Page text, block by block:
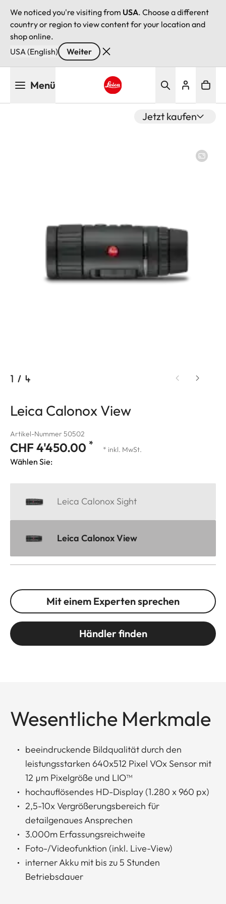
We noticed you're visiting from USA. Choose a different
country or region to view content for your location and
shop online.
USA (English)
Weiter
Menü
Jetzt kaufen
1 / 4
Leica Calonox View
Artikel-Nummer 50502
CHF 4'450.00 * * inkl. MwSt.
Wählen Sie:
Leica Calonox Sight
Leica Calonox View
Mit einem Experten sprechen
Händler finden
Wesentliche Merkmale
beeindruckende Bildqualität durch den
leistungsstarken 640x512 Pixel VOx Sensor mit
12 µm Pixelgröße und LIO™
hochauflösendes HD-Display (1.280 x 960 px)
2,5-10x Vergrößerungsbereich für
detailgenaues Ansprechen
3.000m Erfassungsreichweite
Foto-/Videofunktion (inkl. Live-View)
interner Akku mit bis zu 5 Stunden
Betriebsdauer